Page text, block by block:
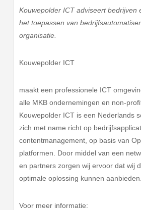
Kouwepolder ICT adviseert bedrijven
het toepassen van
organisatie.
Kouwepolder ICT
maakt een professionele ICT
alle MKB ondernemingen en non-
Kouwepolder ICT is een Nederlands
zich met name richt op
contentmanagement, op basis van
platformen. Door middel van een
en partners zorgen wij ervoor dat wij
optimale oplossing kunnen aanbieden.
Voor meer informatie: